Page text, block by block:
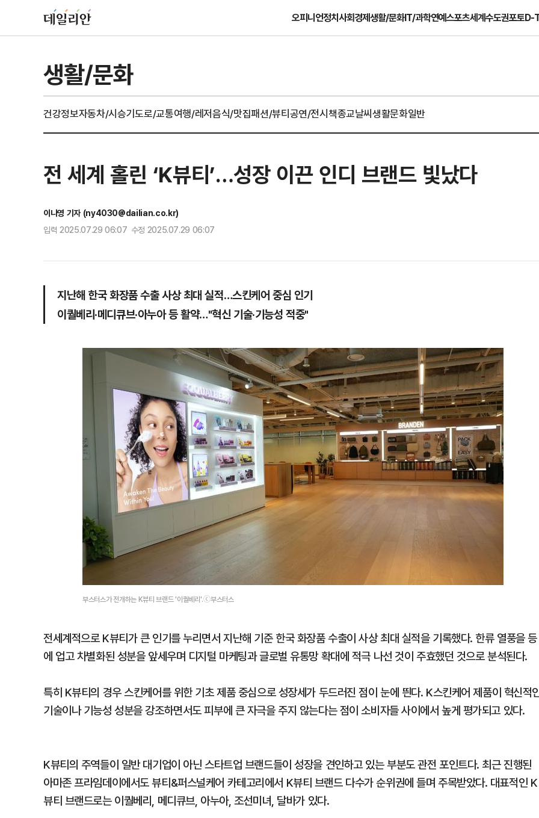
오피니언정치사회경제생활/문화IT/과학연예스포츠세계수도권포토D-
생활/문화
건강정보자동차/시승기도로/교통여행/레저음식/맛집패션/뷰티공연/전시책종교날씨생활문화일반
전 세계 홀린 ‘K뷰티’…성장 이끈 인디 브랜드 빛났다
이나영 기자 (ny4030@dailian.co.kr)
입력 2025.07.29 06:07 수정 2025.07.29 06:07
지난해 한국 화장품 수출 사상 최대 실적…스킨케어 중심 인기
이퀄베리·메디큐브·아누아 등 활약…"혁신 기술·기능성 적중"
부스터스가 전개하는 K뷰티 브랜드 '이퀄베리'.ⓒ부스터스
전세계적으로 K뷰티가 큰 인기를 누리면서 지난해 기준 한국 화장품 수출이 사상 최대 실적을 기록했다. 한류 열풍을 등
에 업고 차별화된 성분을 앞세우며 디지털 마케팅과 글로벌 유통망 확대에 적극 나선 것이 주효했던 것으로 분석된다.
특히 K뷰티의 경우 스킨케어를 위한 기초 제품 중심으로 성장세가 두드러진 점이 눈에 띈다. K스킨케어 제품이 혁신적
기술이나 기능성 성분을 강조하면서도 피부에 큰 자극을 주지 않는다는 점이 소비자들 사이에서 높게 평가되고 있다.
K뷰티의 주역들이 일반 대기업이 아닌 스타트업 브랜드들이 성장을 견인하고 있는 부분도 관전 포인트다. 최근 진행된
아마존 프라임데이에서도 뷰티&퍼스널케어 카테고리에서 K뷰티 브랜드 다수가 순위권에 들며 주목받았다. 대표적인 K
뷰티 브랜드로는 이퀄베리, 메디큐브, 아누아, 조선미녀, 달바가 있다.
1
“다시 시청으로” 김선태에게
충주시장의 재치 있는 제안
개
2
"숙련된 모습" 통영 60대女
제로 갈 가능성 있나…범인의
3
1236회 로또 1등 당첨번호
'12·18·21·29·34·38'번…1등
어디?
4
"출근길에 우연히 복권 샀는
원 당첨자 사연은?
경찰, 드라마 '김부장' 제작사